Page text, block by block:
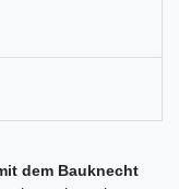
dem Bauknecht